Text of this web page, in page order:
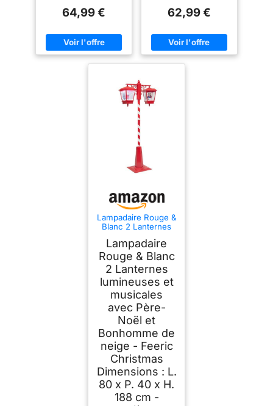
64,99 € 62,99 €
Lampadaire Rouge &
Blanc 2 Lanternes
Musicales avec
Père-Noël et
Bonhomme de
Neige - Feeric
Christmas
Lampadaire
Rouge & Blanc
2 Lanternes
lumineuses et
musicales
avec Père-
Noël et
Bonhomme de
neige - Feeric
Christmas
Dimensions : L.
80 x P. 40 x H.
188 cm -